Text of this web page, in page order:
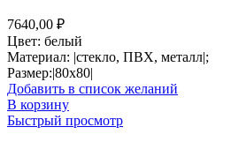
7640,00 ₽
Цвет: белый
Материал: |стекло, ПВХ, металл|;
Размер:|80х80|
Добавить в список желаний
В корзину
Быстрый просмотр